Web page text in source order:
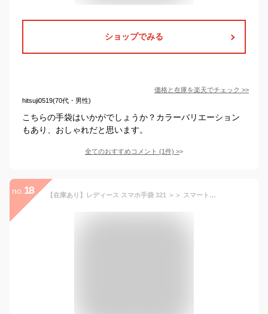
ショップでみる
価格と在庫を楽天でチェック >>
hitsuji0519(70代・男性)
こちらの手袋はいかがでしょうか？カラーバリエーション
もあり、おしゃれだと思います。
全てのおすすめコメント (1件) >
no. 18 【在庫あり】レディース スマホ手袋 321 ＞＞ スマートフォン対応手袋 ボア 手袋 ニット グローブ エレガンス 暖かい 防寒 冬用 かわいい タッチパネル対応 iPhone Android タブレット ATM 券売機 女性用 スウェード 裏起毛[Z]